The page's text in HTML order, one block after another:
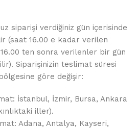
siparişi verdiğiniz gün içerisinde
(saat 16.00 e kadar verilen
ten sonra verilenler bir gün
Siparişinizin teslimat süresi
göre değişir:
İstanbul, İzmir, Bursa, Ankara
iller).
Adana, Antalya, Kayseri,